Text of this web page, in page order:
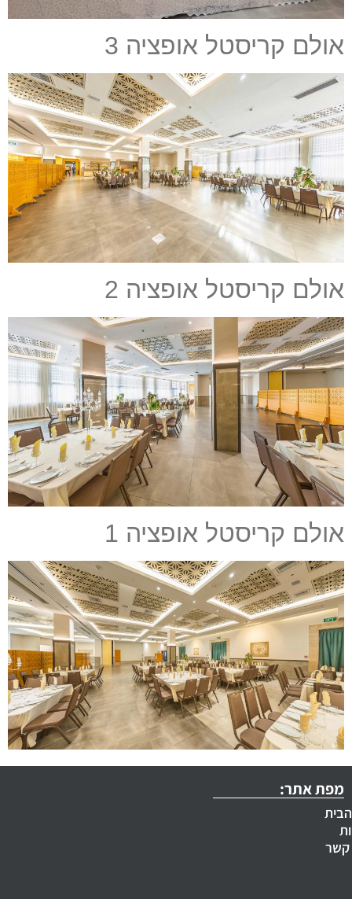
אולם קריסטל אופציה 3
אולם קריסטל אופציה 2
אולם קריסטל אופציה 1
מפת אתר:
קשר